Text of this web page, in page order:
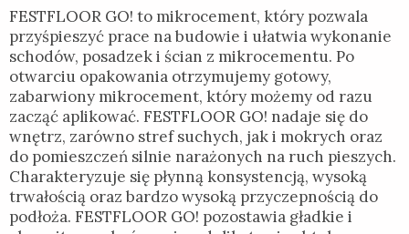
FESTFLOOR GO! to mikrocement, który pozwala
przyśpieszyć prace na budowie i ułatwia wykonanie
schodów, posadzek i ścian z mikrocementu. Po
otwarciu opakowania otrzymujemy gotowy,
zabarwiony mikrocement, który możemy od razu
zacząć aplikować. FESTFLOOR GO! nadaje się do
wnętrz, zarówno stref suchych, jak i mokrych oraz
do pomieszczeń silnie narażonych na ruch pieszych.
Charakteryzuje się płynną konsystencją, wysoką
trwałością oraz bardzo wysoką przyczepnością do
podłoża. FESTFLOOR GO! pozostawia gładkie i